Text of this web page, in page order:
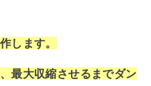
します。
最大収縮させるまでダン